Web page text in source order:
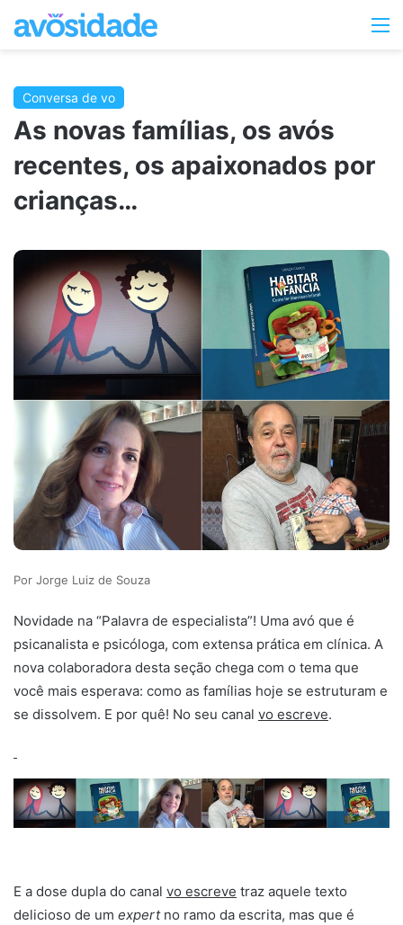
Switch
Conversa de vo
As novas famílias, os avós
recentes, os apaixonados por
crianças…
Jorge Luiz de Souza
Novidade na “Palavra de especialista”! Uma avó que é
psicanalista e psicóloga, com extensa prática em clínica. A
nova colaboradora desta seção chega com o tema que
você mais esperava: como as famílias hoje se estruturam e
se dissolvem. E por quê! No seu canal vo escreve.
E a dose dupla do canal vo escreve traz aquele texto
delicioso de um expertno ramo da escrita, mas que é